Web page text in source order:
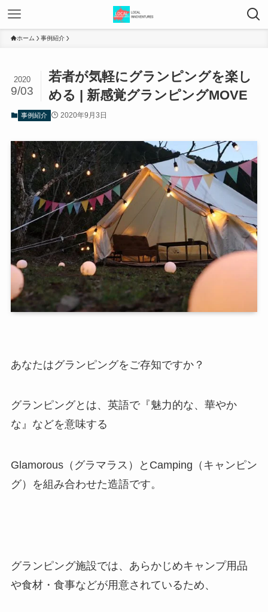
ホーム 事例紹介
若者が気軽にグランピングを楽し
める | 新感覚グランピングMOVE
2020
9/03
事例紹介 2020年9月3日
あなたはグランピングをご存知ですか？
グランピングとは、英語で『魅力的な、華やか
な』などを意味する
Glamorous（グラマラス）とCamping（キャンピン
グ）を組み合わせた造語です。
グランピング施設では、あらかじめキャンプ用品
や食材・食事などが用意されているため、